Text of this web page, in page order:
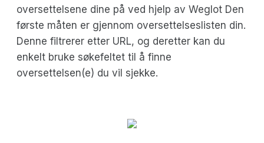
oversettelsene dine på ved hjelp av Weglot Den
første måten er gjennom oversettelseslisten din.
Denne filtrerer etter URL, og deretter kan du
enkelt bruke søkefeltet til å finne
oversettelsen(e) du vil sjekke.